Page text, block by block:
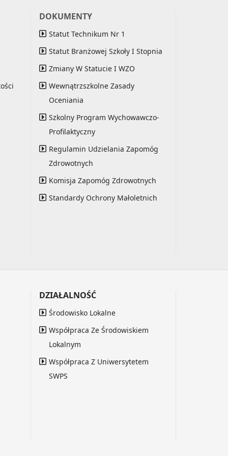
DOKUMENTY
Statut Technikum Nr 1
Statut Branżowej Szkoły I Stopnia
Zmiany W Statucie I WZO
Wewnątrzszkolne Zasady
Oceniania
Szkolny Program Wychowawczo-
Profilaktyczny
Regulamin Udzielania Zapomóg
Zdrowotnych
Komisja Zapomóg Zdrowotnych
Standardy Ochrony Małoletnich
DZIAŁALNOŚĆ
Środowisko Lokalne
Współpraca Ze Środowiskiem
Lokalnym
Współpraca Z Uniwersytetem
SWPS